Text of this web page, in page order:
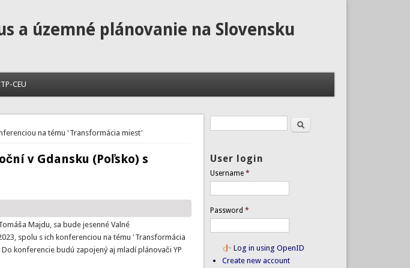
a územné plánovanie na Slovensku
CEU
na tému 'Transformácia miest'
v Gdansku (Poľsko) s
Majdu, sa bude jesenné Valné
spolu s ich konferenciou na tému 'Transformácia
konferencie budú zapojený aj mladí plánovači YP
Search formSearch
User login
Username *
Password *
Log in using OpenID
Create new account